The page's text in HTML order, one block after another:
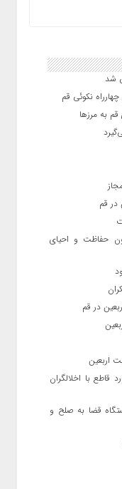
شد
نکوئی قم
حفاظت و احیای
قاطع با اخلالگران
قضا به صلح و